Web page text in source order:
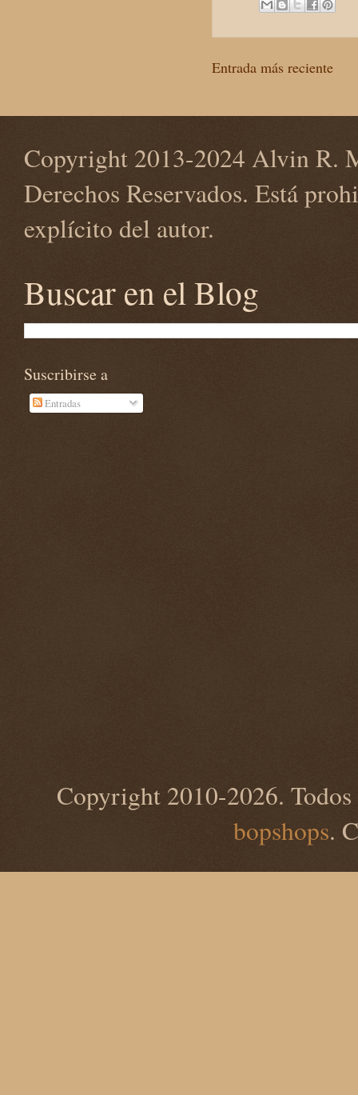
Entrada más reciente
Copyright 2013-2024 Alvin R.
Derechos Reservados. Está
explícito del autor.
Buscar en el Blog
Suscribirse a
Entradas
Copyright 2010-2026. Todos
bopshops.